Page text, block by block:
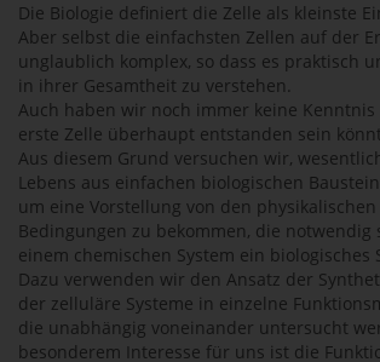
Die Biologie definiert die Zelle als kleinste
Aber selbst die einfachsten Zellen auf der
unglaublich komplex, so dass es praktisch
in ihrer Gesamtheit zu verstehen.
Auch haben wir noch immer keine Kenntnis
erste Zelle überhaupt entstanden sein
Aus diesem Grund versuchen wir,
Lebens aus einfachen biologischen
um eine Vorstellung von den
Bedingungen zu bekommen, die notwendig
einem chemischen System ein biologisches
Dazu verwenden wir den Ansatz der
der zelluläre Systeme in einzelne
die unabhängig voneinander untersucht
besonderem Interesse für uns ist die